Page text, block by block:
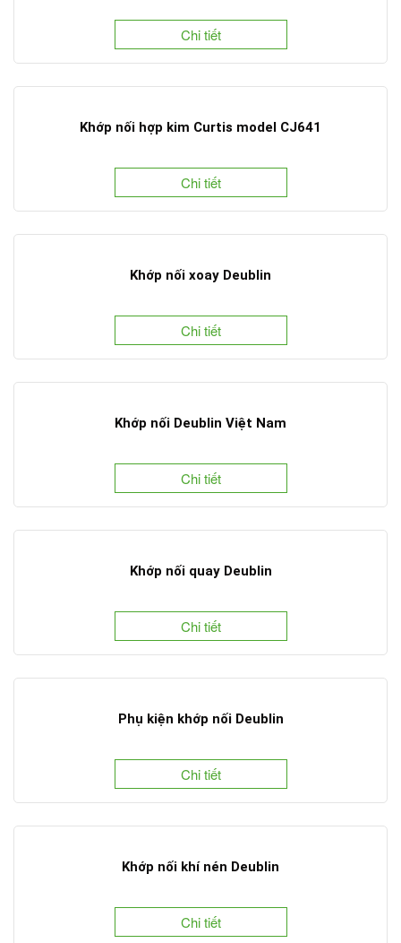
Chi tiết
Khớp nối hợp kim Curtis model CJ641
Chi tiết
Khớp nối xoay Deublin
Chi tiết
Khớp nối Deublin Việt Nam
Chi tiết
Khớp nối quay Deublin
Chi tiết
Phụ kiện khớp nối Deublin
Chi tiết
Khớp nối khí nén Deublin
Chi tiết